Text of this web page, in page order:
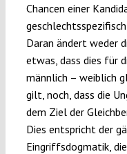
Chancen einer
Daran ändert weder
etwas, dass dies für
männlich – weiblich
gilt, noch, dass die
dem Ziel der
Dies entspricht der
Eingriffsdogmatik,